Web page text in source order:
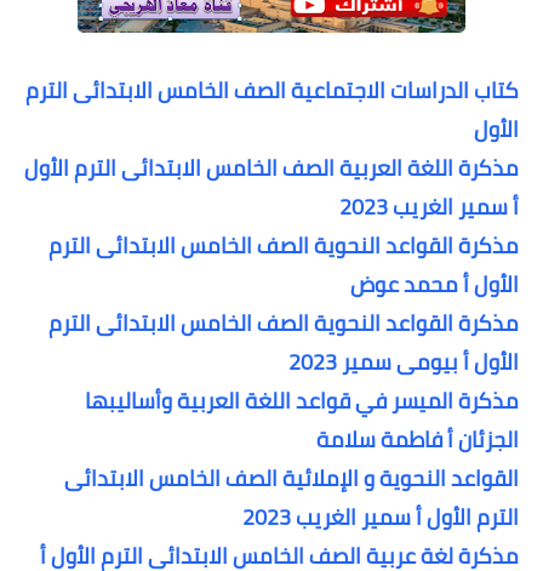
كتاب الدراسات الاجتماعية الصف الخامس الابتدائى الترم
الأول
مذكرة اللغة العربية الصف الخامس الابتدائى الترم الأول
أ سمير الغريب 2023
مذكرة القواعد النحوية الصف الخامس الابتدائى الترم
الأول أ محمد عوض
مذكرة القواعد النحوية الصف الخامس الابتدائى الترم
الأول أ بيومى سمير 2023
مذكرة الميسر في قواعد اللغة العربية وأساليبها
الجزئان أ فاطمة سلامة
القواعد النحوية و الإملائية الصف الخامس الابتدائى
الترم الأول أ سمير الغريب 2023
مذكرة لغة عربية الصف الخامس الابتدائى الترم الأول أ